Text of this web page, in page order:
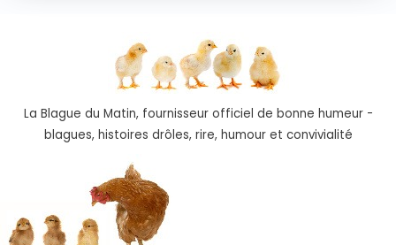
La Blague du Matin, fournisseur officiel de bonne humeur -
blagues, histoires drôles, rire, humour et convivialité